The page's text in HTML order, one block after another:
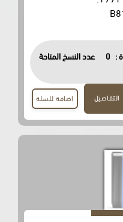
عدد النسخ المتاحة
اضافة للسلة